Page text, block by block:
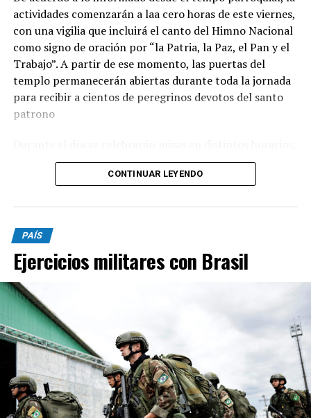
actividades comenzarán a laa cero horas de este viernes,
con una vigilia que incluirá el canto del Himno Nacional
como signo de oración por “la Patria, la Paz, el Pan y el
Trabajo”. A partir de ese momento, las puertas del
templo permanecerán abiertas durante toda la jornada
para recibir a cientos de peregrinos devotos del santo
patrono
y el momento central será a las 15, cuando se llevará
adelante la tradicional procesión con la imagen de San
presidida por monseñor Ernesto Giobando y finalizará
con la santa misa principal.
Desde la parroquia invitaron a toda la comunidad a
participar de la celebración y a acercarse con sus
intenciones y pedidos. “Juntos renovemos la esperanza y
pidamos la intercesión de nuestro Patrono para
alcanzar la gracia que más necesitamos”, señalaron.
Este 7 de agosto, una vez más, la parroquia ubicada en
calle Moreno al 6700 seá epicentro de cientos de fieles
para acompañar al santo y renovar una tradición que
atraviesa generaciones.
CONTINUAR LEYENDO
PAÍS
Ejercicios militares con Brasil